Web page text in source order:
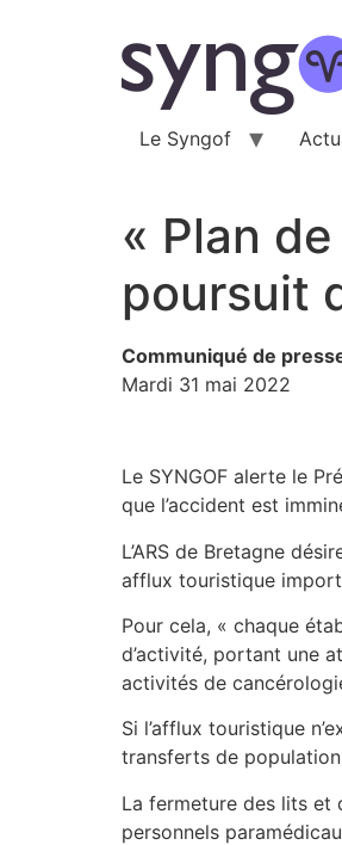
Le Syngof
« Plan
poursuit
Communiqué de
Mardi 31 mai 2022
Le SYNGOF alerte le
que l’accident est
L’ARS de Bretagne
afflux touristique
Pour cela, « chaque
d’activité, portant une
activités de
Si l’afflux touristique
transferts de
La fermeture des lits et
personnels